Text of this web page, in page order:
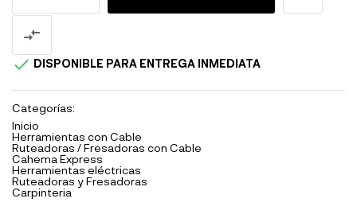

 DISPONIBLE PARA ENTREGA INMEDIATA
Categorías:
Inicio
Herramientas con Cable
Ruteadoras / Fresadoras con Cable
Cahema Express
Herramientas eléctricas
Ruteadoras y Fresadoras
Carpinteria